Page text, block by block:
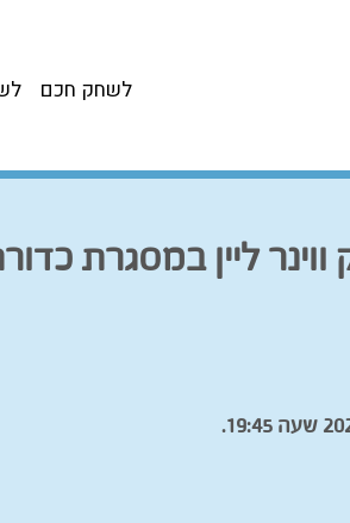
לשחק חכם
ליין במסגרת